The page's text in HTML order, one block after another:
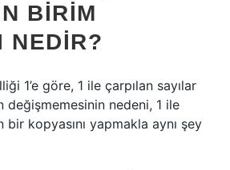
BIRIM
NEDIR?
1’e göre, 1 ile çarpılan sayılar
değişmemesinin nedeni, 1 ile
bir kopyasını yapmakla aynı şey